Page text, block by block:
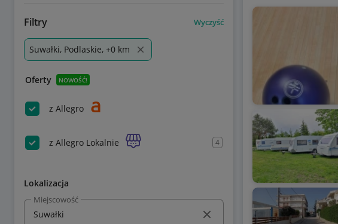
Filtry Wyczyść
Suwałki, Podlaskie, +0 km
Oferty NOWOŚĆ!
z Allegro
z Allegro Lokalnie 4
Lokalizacja
Miejscowość